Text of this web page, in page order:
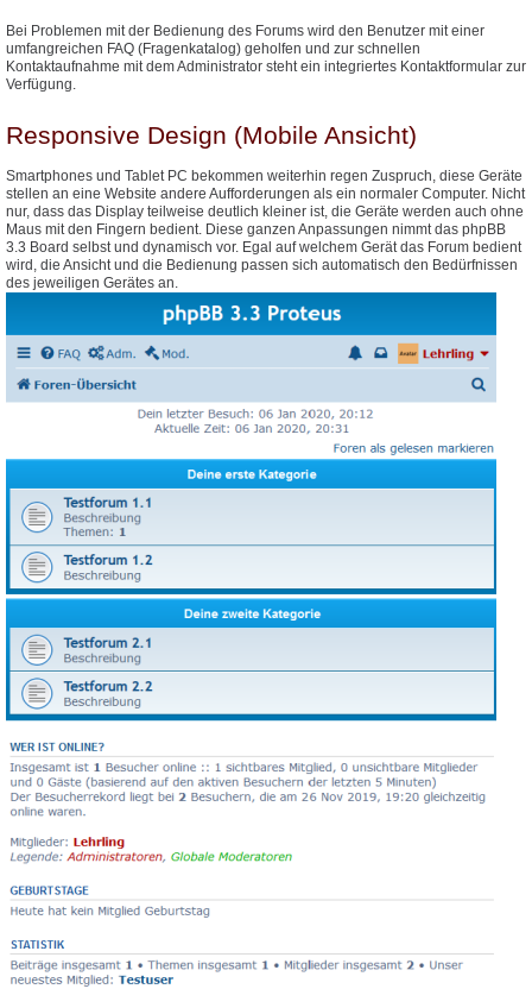
Bei Problemen mit der Bedienung des Forums wird den Benutzer mit einer
umfangreichen FAQ (Fragenkatalog) geholfen und zur schnellen
Kontaktaufnahme mit dem Administrator steht ein integriertes Kontaktformular zur
Verfügung.
Responsive Design (Mobile Ansicht)
Smartphones und Tablet PC bekommen weiterhin regen Zuspruch, diese Geräte
stellen an eine Website andere Aufforderungen als ein normaler Computer. Nicht
nur, dass das Display teilweise deutlich kleiner ist, die Geräte werden auch ohne
Maus mit den Fingern bedient. Diese ganzen Anpassungen nimmt das phpBB
3.3 Board selbst und dynamisch vor. Egal auf welchem Gerät das Forum bedient
wird, die Ansicht und die Bedienung passen sich automatisch den Bedürfnissen
des jeweiligen Gerätes an.